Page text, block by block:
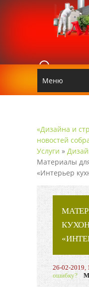
E-MAIL
Меню
«Дизайна и
новостей
Услуги »
Материалы
«Интерьер
26-02-
ошибку?